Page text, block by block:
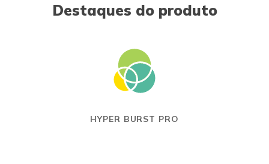
Destaques do produto
HYPER BURST PRO